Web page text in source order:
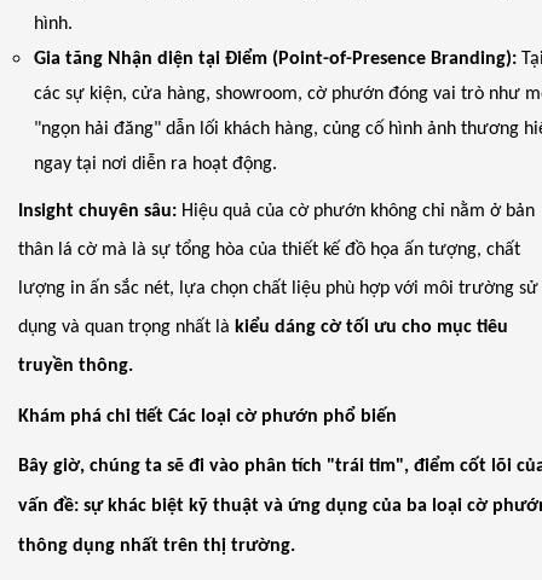
hình.
Gia tăng Nhận diện tại Điểm (Point-of-Presence Branding):
các sự kiện, cửa hàng, showroom, cờ phướn đóng vai trò như
"ngọn hải đăng" dẫn lối khách hàng, củng cố hình ảnh thương
ngay tại nơi diễn ra hoạt động.
Insight chuyên sâu: Hiệu quả của cờ phướn không chỉ nằm ở bản
thân lá cờ mà là sự tổng hòa của thiết kế đồ họa ấn tượng, chất
lượng in ấn sắc nét, lựa chọn chất liệu phù hợp với môi trường sử
dụng và quan trọng nhất là kiểu dáng cờ tối ưu cho mục tiêu
truyền thông.
Khám phá chi tiết Các loại cờ phướn phổ biến
Bây giờ, chúng ta sẽ đi vào phân tích "trái tim", điểm cốt lõi
vấn đề: sự khác biệt kỹ thuật và ứng dụng của ba loại cờ
thông dụng nhất trên thị trường.